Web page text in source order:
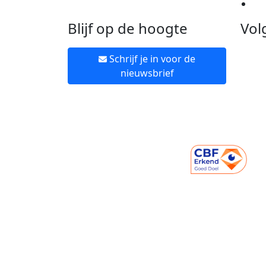
Blijf op de hoogte
Schrijf je in voor de
nieuwsbrief